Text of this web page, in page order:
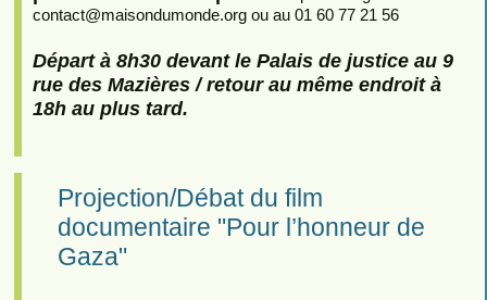
contact@maisondumonde.org ou au 01 60 77 21 56
Départ à 8h30 devant le Palais de justice au 9
rue des Mazières / retour au même endroit à
18h au plus tard.
Projection/Débat du film
documentaire "Pour l’honneur de
Gaza"